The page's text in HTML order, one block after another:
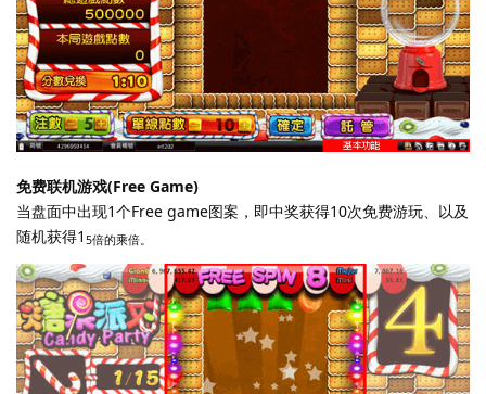
免费联机游戏(Free Game)
当盘面中出现1个Free game图案，即中奖获得10次免费游玩、以及
随机获得1 5倍的乘倍。